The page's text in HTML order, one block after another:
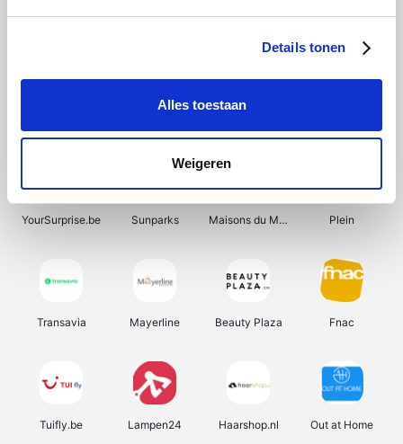
Details tonen
Alles toestaan
Weigeren
Shein Get Your Guide Bergfreunde Pazzox
YourSurprise.be Sunparks Maisons du Monde Plein
Transavia Mayerline Beauty Plaza Fnac
Tuifly.be Lampen24 Haarshop.nl Out at Home